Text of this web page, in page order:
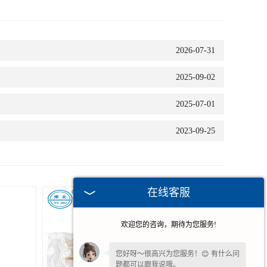
2026-07-31
2025-09-02
2025-07-01
2023-09-25
在线客服
欢迎您的咨询，期待为您服务!
您好呀～很高兴为您服务！😊 有什么问
题都可以跟我说哦。